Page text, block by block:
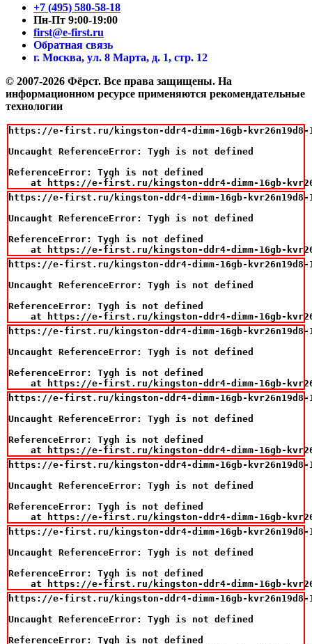
+7 (495) 580-58-18
Пн-Пт 9:00-19:00
first@e-first.ru
Обратная связь
г. Москва, ул. 8 Марта, д. 1, стр. 12
© 2007-2026 Фёрст. Все права защищены. На
информационном ресурсе применяются рекомендательные
технологии
https://e-first.ru/kingston-ddr4-dimm-16gb-kvr26n19d8-
Uncaught ReferenceError: Tygh is not defined
ReferenceError: Tygh is not defined
at https://e-first.ru/kingston-ddr4-dimm-16gb-
https://e-first.ru/kingston-ddr4-dimm-16gb-kvr26n19d8-
Uncaught ReferenceError: Tygh is not defined
ReferenceError: Tygh is not defined
at https://e-first.ru/kingston-ddr4-dimm-16gb-
https://e-first.ru/kingston-ddr4-dimm-16gb-kvr26n19d8-
Uncaught ReferenceError: Tygh is not defined
ReferenceError: Tygh is not defined
at https://e-first.ru/kingston-ddr4-dimm-16gb-
https://e-first.ru/kingston-ddr4-dimm-16gb-kvr26n19d8-
Uncaught ReferenceError: Tygh is not defined
ReferenceError: Tygh is not defined
at https://e-first.ru/kingston-ddr4-dimm-16gb-
https://e-first.ru/kingston-ddr4-dimm-16gb-kvr26n19d8-
Uncaught ReferenceError: Tygh is not defined
ReferenceError: Tygh is not defined
at https://e-first.ru/kingston-ddr4-dimm-16gb-
https://e-first.ru/kingston-ddr4-dimm-16gb-kvr26n19d8-
Uncaught ReferenceError: Tygh is not defined
ReferenceError: Tygh is not defined
at https://e-first.ru/kingston-ddr4-dimm-16gb-
https://e-first.ru/kingston-ddr4-dimm-16gb-kvr26n19d8-
Uncaught ReferenceError: Tygh is not defined
ReferenceError: Tygh is not defined
at https://e-first.ru/kingston-ddr4-dimm-16gb-
https://e-first.ru/kingston-ddr4-dimm-16gb-kvr26n19d8-
Uncaught ReferenceError: Tygh is not defined
ReferenceError: Tygh is not defined